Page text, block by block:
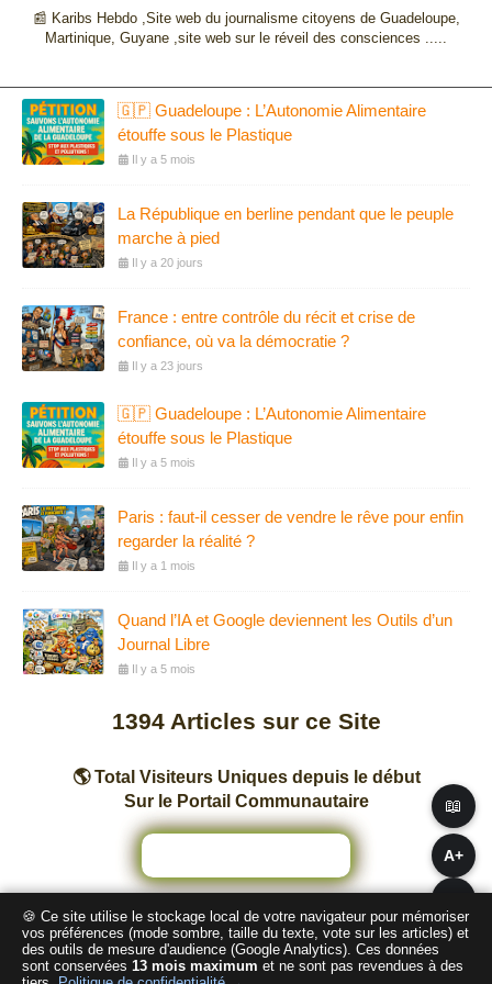
A+
📖
📰 Karibs Hebdo ,Site web du journalisme citoyens de Guadeloupe,
Martinique, Guyane ,site web sur le réveil des consciences .....
🇬🇵 Guadeloupe : L’Autonomie Alimentaire
étouffe sous le Plastique
Il y a 5 mois
La République en berline pendant que le peuple
marche à pied
Il y a 20 jours
France : entre contrôle du récit et crise de
confiance, où va la démocratie ?
Il y a 23 jours
🇬🇵 Guadeloupe : L’Autonomie Alimentaire
étouffe sous le Plastique
Il y a 5 mois
Paris : faut-il cesser de vendre le rêve pour enfin
regarder la réalité ?
Il y a 1 mois
Quand l’IA et Google deviennent les Outils d’un
Journal Libre
Il y a 5 mois
1394Articles sur ce Site
🌎 Total Visiteurs Uniques depuis le début
Sur le Portail Communautaire
Nombre total de pages vues sur ce Site
🍪 Ce site utilise le stockage local de votre navigateur pour mémoriser
vos préférences (mode sombre, taille du texte, vote sur les articles) et
des outils de mesure d'audience (Google Analytics). Ces données
sont conservées 13 mois maximum et ne sont pas revendues à des